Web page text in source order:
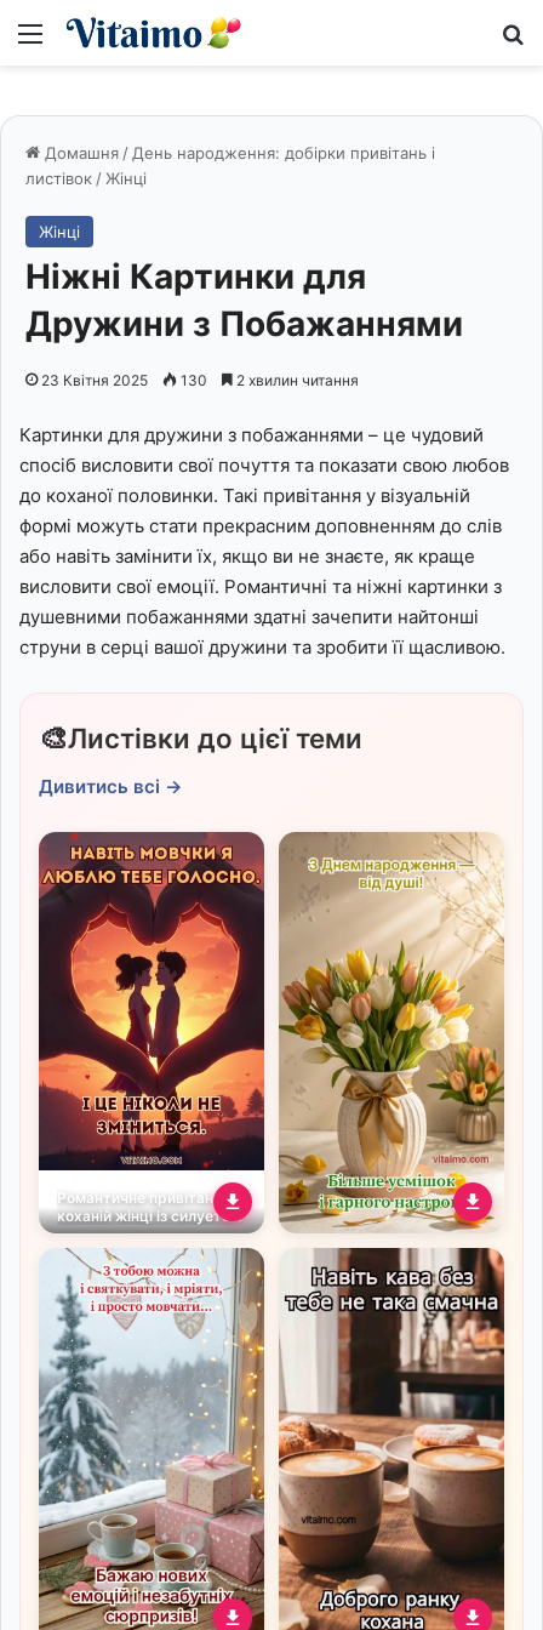
Меню
Домашня / День народження: добірки привітань і
листівок / Жінці
Жінці
Ніжні Картинки для
Дружини з Побажаннями
23 Квітня 2025 130 2 хвилин читання
Картинки для дружини з побажаннями – це чудовий
спосіб висловити свої почуття та показати свою любов
до коханої половинки. Такі привітання у візуальній
формі можуть стати прекрасним доповненням до слів
або навіть замінити їх, якщо ви не знаєте, як краще
висловити свої емоції. Романтичні та ніжні картинки з
душевними побажаннями здатні зачепити найтонші
струни в серці вашої дружини та зробити її щасливою.
🎨Листівки до цієї теми
Дивитись всі →
Романтичне привітання
коханій жінці із силуетом
пари на заході сонця
Вітальна листівка з Днем
народження з букетом
тюльпанів